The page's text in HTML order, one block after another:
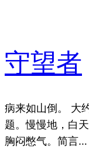
守望者
病来如山倒。 大
题。慢慢地，白
胸闷憋气。简言…